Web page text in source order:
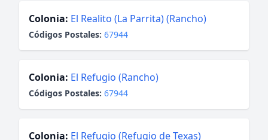
Colonia: El Realito (La Parrita) (Rancho)
Códigos Postales: 67944
Colonia: El Refugio (Rancho)
Códigos Postales: 67944
Colonia: El Refugio (Refugio de Texas)